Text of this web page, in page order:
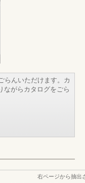
らんいただけます。カ
ながらカタログをごら
右ページから抽出